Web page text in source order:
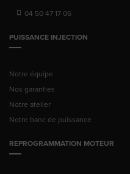
04 50 47 17 06
PUISSANCE INJECTION
Notre équipe
Nos garanties
Notre atelier
Notre banc de puissance
REPROGRAMMATION MOTEUR